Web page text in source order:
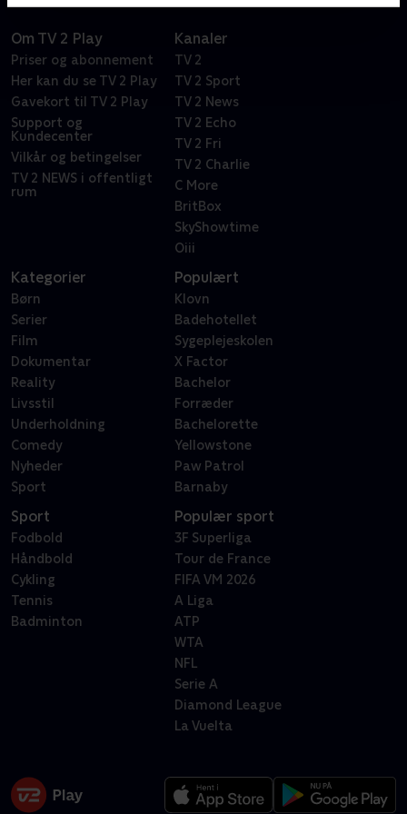
Om TV 2 Play
Priser og abonnement
Her kan du se TV 2 Play
Gavekort til TV 2 Play
Support og
Kundecenter
Vilkår og betingelser
TV 2 NEWS i offentligt
rum
Kanaler
TV 2
TV 2 Sport
TV 2 News
TV 2 Echo
TV 2 Fri
TV 2 Charlie
C More
BritBox
SkyShowtime
Oiii
Kategorier
Børn
Serier
Film
Dokumentar
Reality
Livsstil
Underholdning
Comedy
Nyheder
Sport
Populært
Klovn
Badehotellet
Sygeplejeskolen
X Factor
Bachelor
Forræder
Bachelorette
Yellowstone
Paw Patrol
Barnaby
Sport
Fodbold
Håndbold
Cykling
Tennis
Badminton
Populær sport
3F Superliga
Tour de France
FIFA VM 2026
A Liga
ATP
WTA
NFL
Serie A
Diamond League
La Vuelta